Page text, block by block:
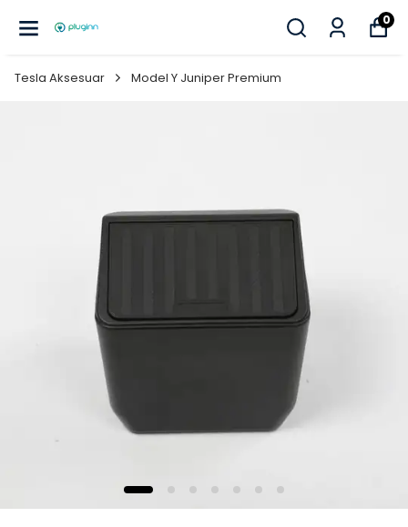
0
Tesla Aksesuar Model Y Juniper Premium